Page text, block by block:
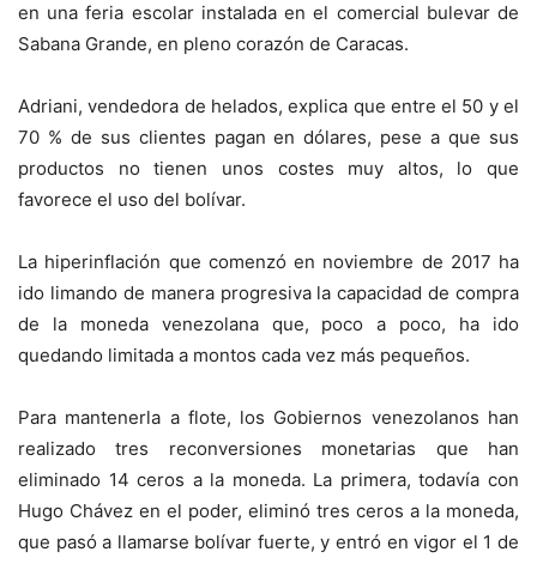
en una feria escolar instalada en el comercial bulevar de
Sabana Grande, en pleno corazón de Caracas.
Adriani, vendedora de helados, explica que entre el 50 y el
70 % de sus clientes pagan en dólares, pese a que sus
productos no tienen unos costes muy altos, lo que
favorece el uso del bolívar.
La hiperinflación que comenzó en noviembre de 2017 ha
ido limando de manera progresiva la capacidad de compra
de la moneda venezolana que, poco a poco, ha ido
quedando limitada a montos cada vez más pequeños.
Para mantenerla a flote, los Gobiernos venezolanos han
realizado tres reconversiones monetarias que han
eliminado 14 ceros a la moneda. La primera, todavía con
Hugo Chávez en el poder, eliminó tres ceros a la moneda,
que pasó a llamarse bolívar fuerte, y entró en vigor el 1 de